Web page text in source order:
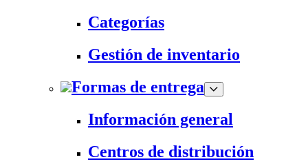
Categorías
Gestión de inventario
Formas de entrega
Información general
Centros de distribución